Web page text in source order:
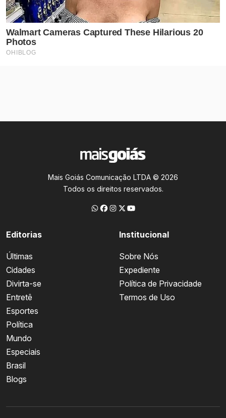
Mais Goiás Comunicação LTDA © 2026
Todos os direitos reservados.
Editorias
Últimas
Cidades
Divirta-se
Entretê
Esportes
Política
Mundo
Especiais
Brasil
Blogs
Institucional
Sobre Nós
Expediente
Política de Privacidade
Termos de Uso